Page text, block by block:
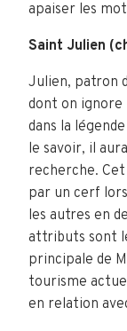
apaiser les
Saint Julien
Julien, patron
dont on
dans la
le savoir, il
recherche.
par un cerf
les autres en
attributs sont
principale de
tourisme
en relation